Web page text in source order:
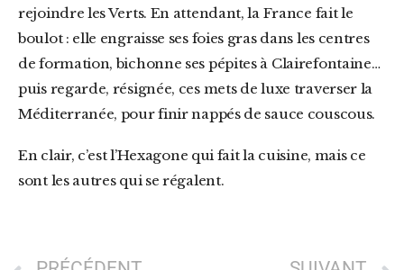
rejoindre les Verts. En attendant, la France fait le
boulot : elle engraisse ses foies gras dans les centres
de formation, bichonne ses pépites à Clairefontaine…
puis regarde, résignée, ces mets de luxe traverser la
Méditerranée, pour finir nappés de sauce couscous.
En clair, c’est l’Hexagone qui fait la cuisine, mais ce
sont les autres qui se régalent.